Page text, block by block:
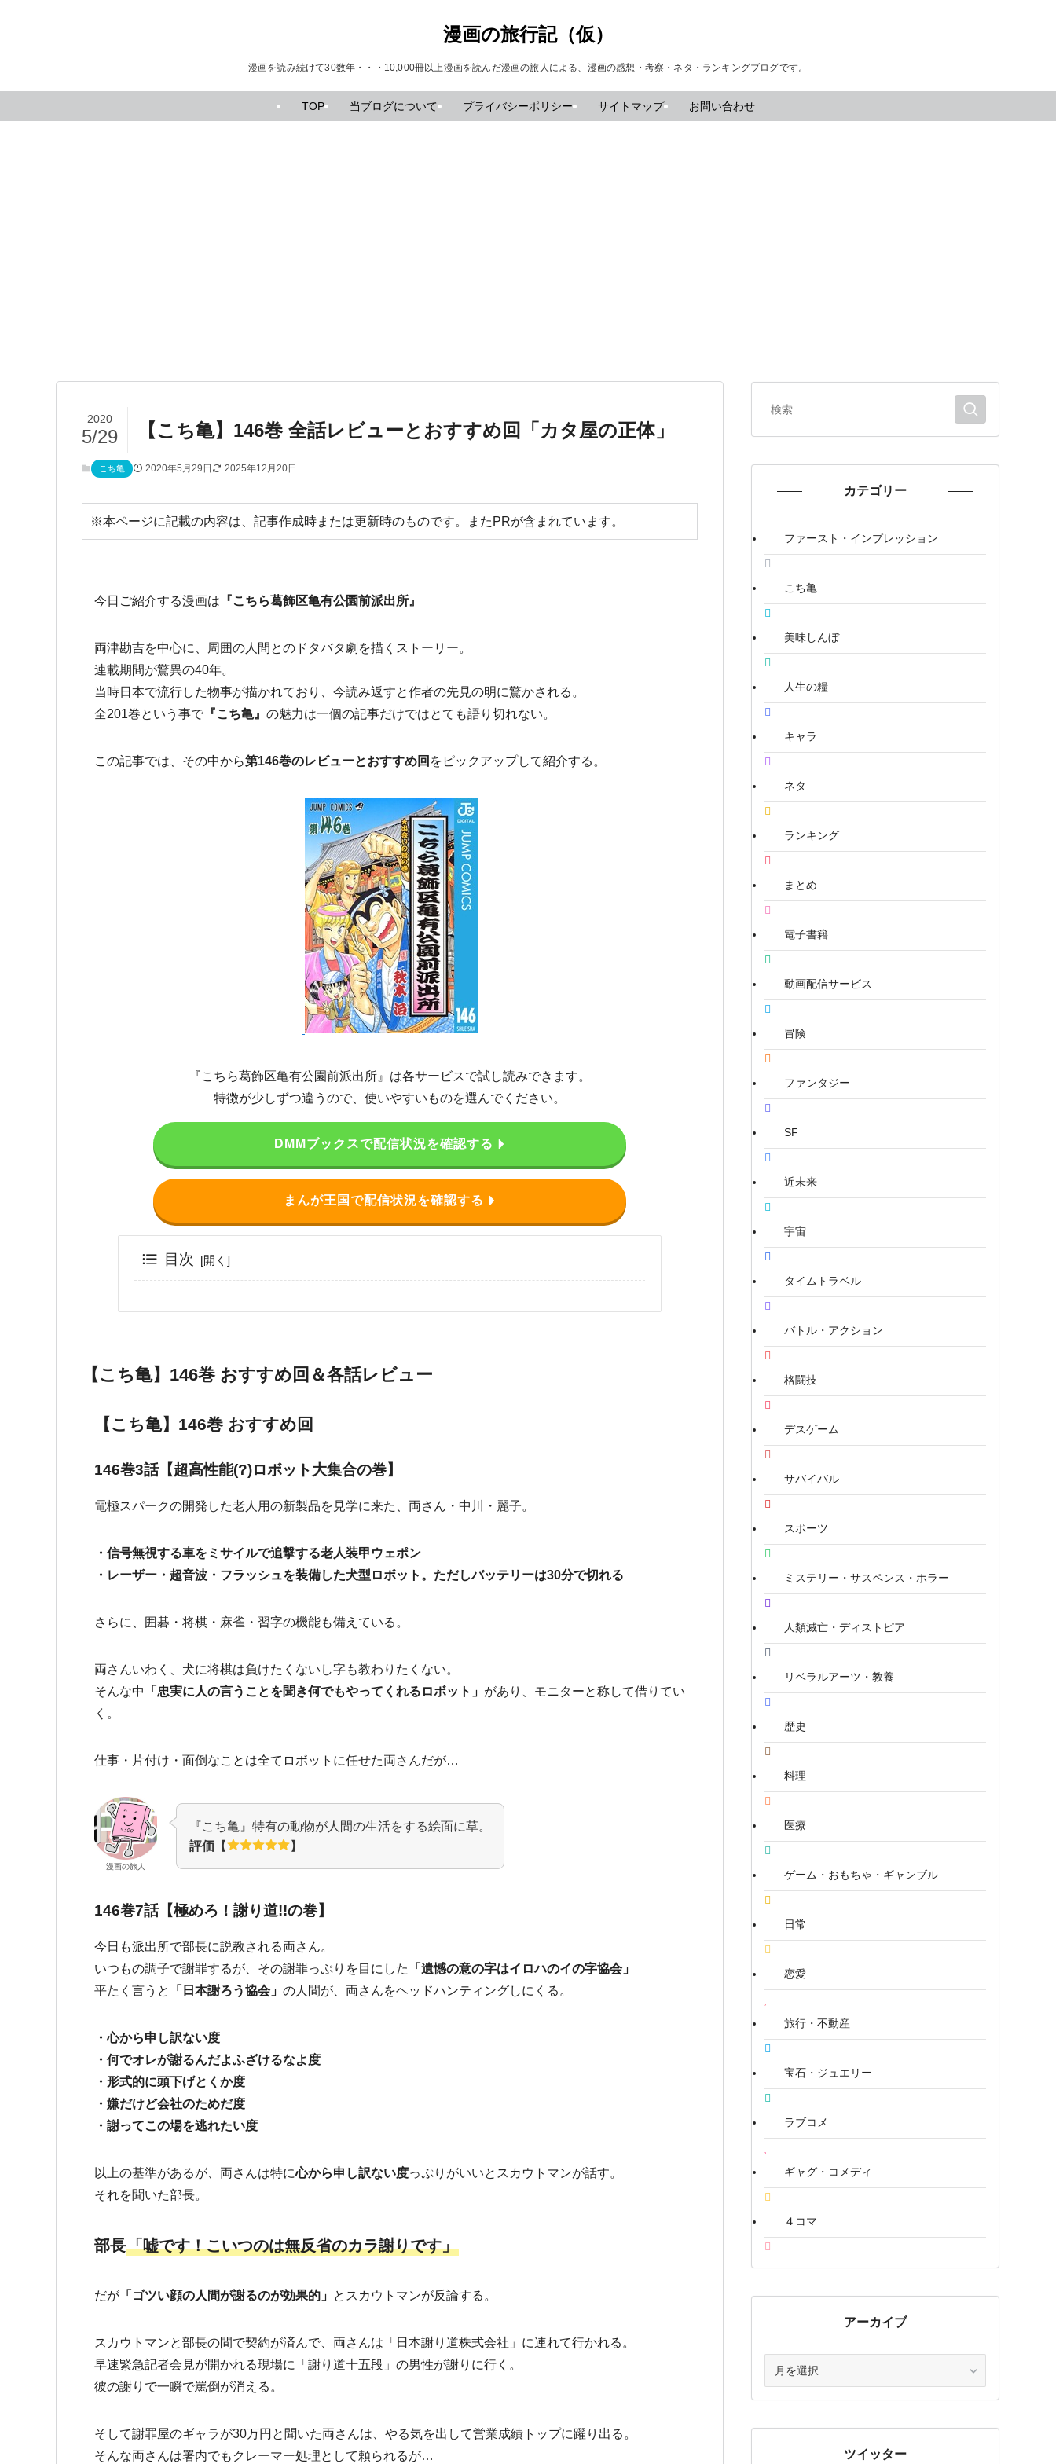
漫画の旅行記（仮）
漫画を読み続けて30数年・・・10,000冊以上漫画を読んだ漫画の旅人による、漫画の感想・考察・ネタ・ランキングブログです。
TOP 当ブログについて プライバシーポリシー サイトマップ お問い合わせ
【こち亀】146巻 全話レビューとおすすめ回「カタ屋の正体」
2020
5/29
こち亀 2020年5月29日 2025年12月20日
※本ページに記載の内容は、記事作成時または更新時のものです。またPRが含まれています。
今日ご紹介する漫画は 『こちら葛飾区亀有公園前派出所』
両津勘吉を中心に、周囲の人間とのドタバタ劇を描くストーリー。
連載期間が驚異の40年。
当時日本で流行した物事が描かれており、今読み返すと作者の先見の明に驚かされる。
全201巻という事で 『こち亀』 の魅力は一個の記事だけではとても語り切れない。
この記事では、その中から第146巻のレビューとおすすめ回 をピックアップして紹介する。
『こちら葛飾区亀有公園前派出所』は各サービスで試し読みできます。
特徴が少しずつ違うので、使いやすいものを選んでください。
DMMブックスで配信状況を確認する
まんが王国で配信状況を確認する
目次
【こち亀】146巻 おすすめ回＆各話レビュー
【こち亀】146巻 おすすめ回
146巻3話【超高性能(?)ロボット大集合の巻】
電極スパークの開発した老人用の新製品を見学に来た、両さん・中川・麗子。
・信号無視する車をミサイルで追撃する老人装甲ウェポン
・レーザー・超音波・フラッシュを装備した犬型ロボット。ただしバッテリーは30分で切れる
さらに、囲碁・将棋・麻雀・習字の機能も備えている。
両さんいわく、犬に将棋は負けたくないし字も教わりたくない。
そんな中
「忠実に人の言うことを聞き何でもやってくれるロボット」 があり、モニターと称して借りてい
く。
仕事・片付け・面倒なことは全てロボットに任せた両さんだが…
漫画の旅人
『こち亀』特有の動物が人間の生活をする絵面に草。
評価 【 】
146巻7話【極めろ！謝り道!!の巻】
今日も派出所で部長に説教される両さん。
いつもの調子で謝罪するが、その謝罪っぷりを目にした
「遺憾の意の字はイロハのイの字協会」
平たく言うと
「日本謝ろう協会」 の人間が、両さんをヘッドハンティングしにくる。
・心から申し訳ない度
・何でオレが謝るんだよふざけるなよ度
・形式的に頭下げとくか度
・嫌だけど会社のためだ度
・謝ってこの場を逃れたい度
以上の基準があるが、両さんは特に心から申し訳ない度っぷりがいいとスカウトマンが話す。
それを聞いた部長。
部長「嘘です！こいつのは無反省のカラ謝りです」
だが 「ゴツい顔の人間が謝るのが効果的」 とスカウトマンが反論する。
スカウトマンと部長の間で契約が済んで、両さんは「日本謝り道株式会社」に連れて行かれる。
早速緊急記者会見が開かれる現場に「謝り道十五段」の男性が謝りに行く。
彼の謝りで一瞬で罵倒が消える。
そして謝罪屋のギャラが30万円と聞いた両さんは、やる気を出して営業成績トップに躍り出る。
そんな両さんは署内でもクレーマー処理として頼られるが…
カテゴリー
ファースト・インプレッション
こち亀
美味しんぼ
人生の糧
キャラ
ネタ
ランキング
まとめ
電子書籍
動画配信サービス
冒険
ファンタジー
SF
近未来
宇宙
タイムトラベル
バトル・アクション
格闘技
デスゲーム
サバイバル
スポーツ
ミステリー・サスペンス・ホラー
人類滅亡・ディストピア
リベラルアーツ・教養
歴史
料理
医療
ゲーム・おもちゃ・ギャンブル
日常
恋愛
旅行・不動産
宝石・ジュエリー
ラブコメ
ギャグ・コメディ
４コマ
アーカイブ
ブ
ツイッター